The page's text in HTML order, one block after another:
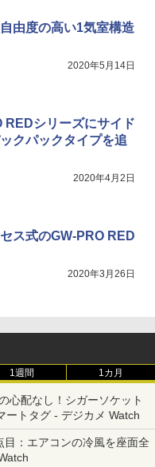
由度の高い1気室構造
2020年5月14日
REDシリーズにサイド
クパックタイプを追
2020年4月2日
ス式のGW-PRO RED
2020年3月26日
1週間 1カ月
心配なし！シガーソケット
ートタグ - デジカメ Watch
：エアコンの冷風を座面全